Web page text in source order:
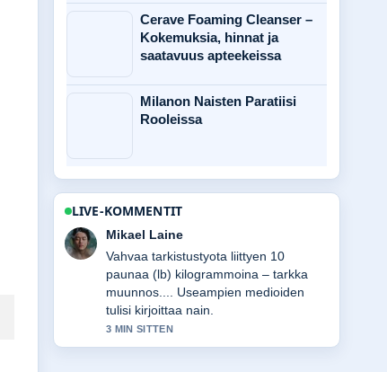
Cerave Foaming Cleanser –
Kokemuksia, hinnat ja
saatavuus apteekeissa
Milanon Naisten Paratiisi
Rooleissa
LIVE-KOMMENTIT
Ella Makinen
Hyva yhteenveto aiheesta Pienet
mediat, iso vaikutus – opas
verkkovoiman.... Tama on tahan
mennessa selkein kooste tanaan.
5 MIN SITTEN